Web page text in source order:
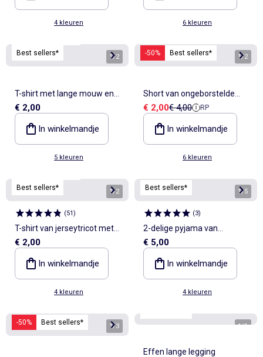
4 kleuren 6 kleuren
Best sellers*
1/2
T-shirt met lange mouw en
print
€ 2,00
In winkelmandje
5 kleuren
-50% Best sellers* 1/2
Short van ongeborstelde
joggingstof
Verkoopprijs
€ 2,00Referentieprijs
€ 4,00 RP
In winkelmandje
6 kleuren
Best sellers*
1/2
(51)
T-shirt van jerseytricot met
korte mouwen
€ 2,00
In winkelmandje
4 kleuren
Best sellers* 1/5
(3)
2-delige pyjama van
jerseytricot
€ 5,00
In winkelmandje
4 kleuren
-50% Best sellers* 1/3 1/1
Effen lange legging